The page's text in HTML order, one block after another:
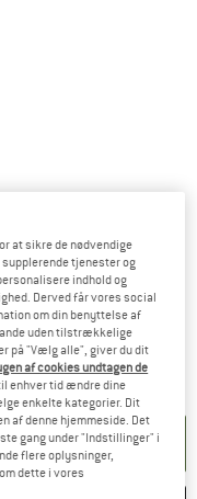
om
infoboks og indeholder
KURV
at sikre de nødvendige
tjenester og
indhold og
Derved får vores social
om din benyttelse af
uden tilstrækkelige
på "Vælg alle", giver du dit
af cookies undtagen de
enhver tid ændre dine
enkelte kategorier. Dit
af denne hjemmeside. Det
gang under "Indstillinger" i
flere oplysninger,
dette i vores